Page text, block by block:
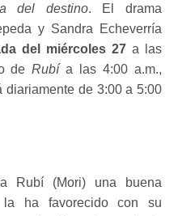
del destino. El drama
y Sandra Echeverría
del miércoles 27a las
deRubía las 4:00 a.m.,
diariamente de 3:00 a 5:00
Rubí (Mori) una buena
la ha favorecido con su